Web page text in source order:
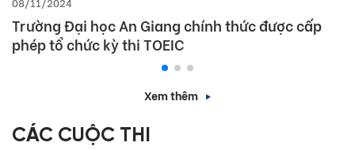
Trường Đại học An Giang chính thức được cấp
phép tổ chức kỳ thi TOEIC
Xem thêm
CÁC CUỘC THI